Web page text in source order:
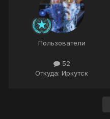
Пользователи
52
Откуда: Иркутск